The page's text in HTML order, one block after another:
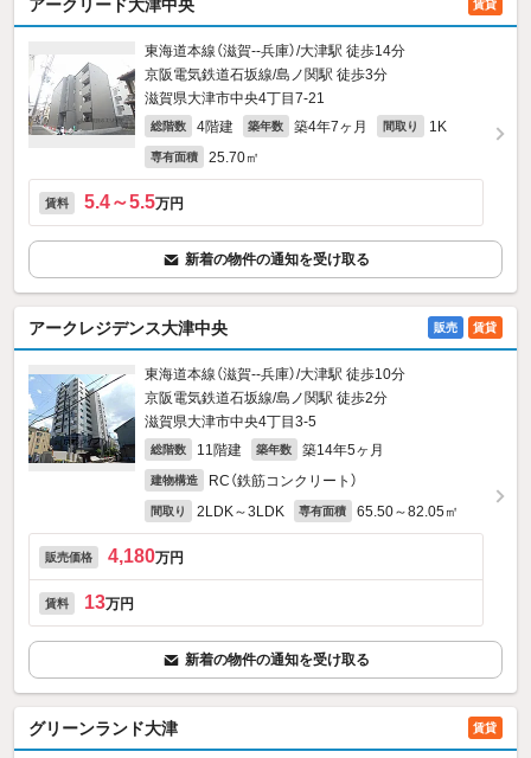
アークリード大津中央 賃貸
東海道本線（滋賀--兵庫）/大津駅 徒歩14分
京阪電気鉄道石坂線/島ノ関駅 徒歩3分
滋賀県大津市中央4丁目7-21
総階数 4階建 築年数 築4年7ヶ月 間取り 1K
専有面積 25.70㎡
賃料 5.4～5.5万円
新着の物件の通知を受け取る
アークレジデンス大津中央 販売 賃貸
東海道本線（滋賀--兵庫）/大津駅 徒歩10分
京阪電気鉄道石坂線/島ノ関駅 徒歩2分
滋賀県大津市中央4丁目3-5
総階数 11階建 築年数 築14年5ヶ月
建物構造 RC（鉄筋コンクリート）
間取り 2LDK～3LDK 専有面積 65.50～82.05㎡
販売価格 4,180万円
賃料 13万円
新着の物件の通知を受け取る
グリーンランド大津 賃貸